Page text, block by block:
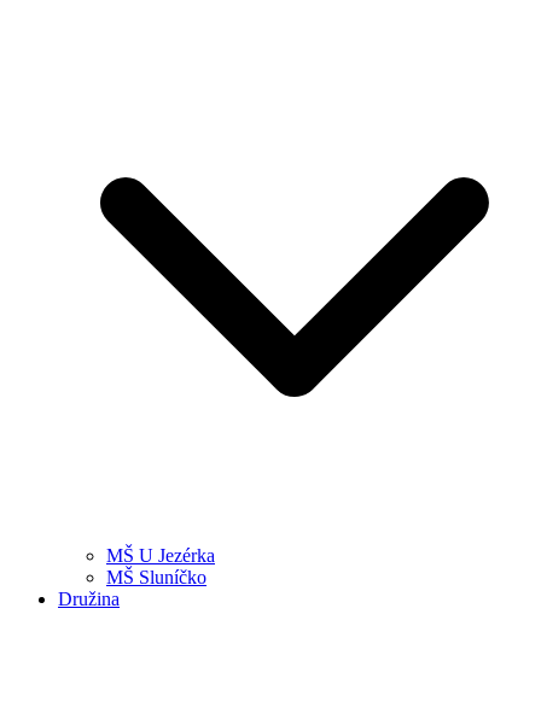
MŠ U Jezérka
MŠ Sluníčko
Družina